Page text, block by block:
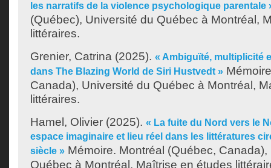
les narratifs de la violence psychologique parentale
(Québec), Université du Québec à Montréal,
littéraires.
Grenier, Catrina (2025). « Ambiguïté, multiplicité
dans The Blazing World de Siri Hustvedt »
Canada), Université du Québec à Montréal,
littéraires.
Hamel, Olivier (2025). « La fuite du Nord vers le
espace imaginaire et lieu réel dans les littératures
siècle » Mémoire. Montréal (Québec,
Québec à Montréal, Maîtrise en études